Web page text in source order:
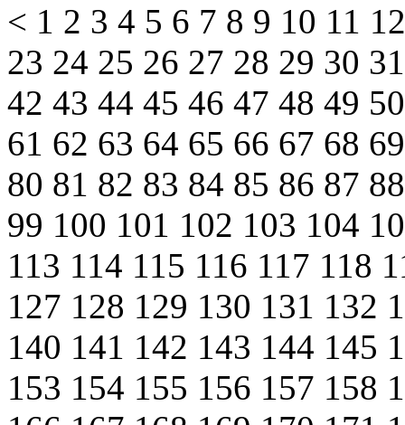
< 1 2 3 4 5 6 7 8 9 10 11
23 24 25 26 27 28 29 30
42 43 44 45 46 47 48 49
61 62 63 64 65 66 67 68
80 81 82 83 84 85 86 87
99 100 101 102 103 104
113 114 115 116 117 118
127 128 129 130 131 132
140 141 142 143 144 145
153 154 155 156 157 158